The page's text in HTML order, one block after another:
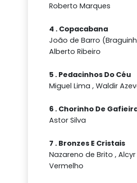
Roberto Marques
4 . Copacabana
João de Barro
Alberto Ribeiro
5 . Pedacinhos Do Céu
Miguel Lima , Waldir
6 . Chorinho De
Astor Silva
7 . Bronzes E Cristais
Nazareno de Brito , Alcyr
Vermelho